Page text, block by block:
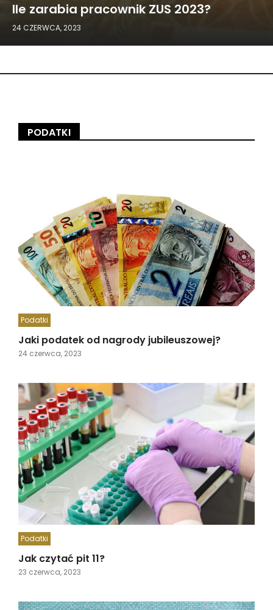
Ile zarabia pracownik ZUS 2023?
24 CZERWCA, 2023
PODATKI
Podatki
Jaki podatek od nagrody jubileuszowej?
24 czerwca, 2023
Podatki
Jak czytać pit 11?
23 czerwca, 2023